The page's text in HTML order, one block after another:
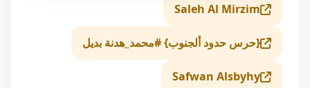
Saleh Al Mirzim
{حرس حدود ألجنوب} #محمد_هدنة بديل
Safwan Alsbyhy